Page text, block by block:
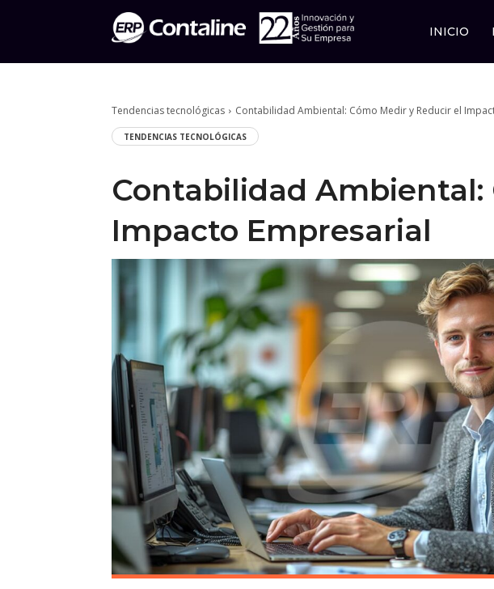
INICIO
Tendencias tecnológicas Contabilidad Ambiental: Cómo Medir y Reducir el
TENDENCIAS TECNOLÓGICAS
Contabilidad Ambiental:
Impacto Empresarial